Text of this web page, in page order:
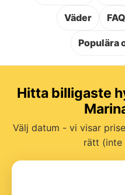
Väder FAQ
Populära
Hitta billigaste
Välj datum - vi visar
rätt (inte